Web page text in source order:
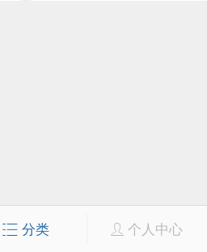
分类 个人中心